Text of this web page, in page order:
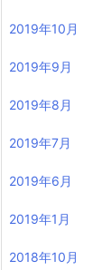
2019年10月
2019年9月
2019年8月
2019年7月
2019年6月
2019年1月
2018年10月